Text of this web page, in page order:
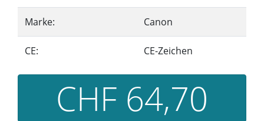
Marke: Canon
CE: CE-Zeichen
CHF 64,70